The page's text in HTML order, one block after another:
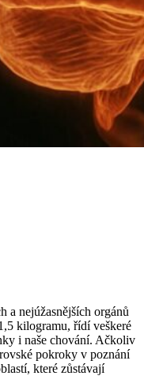
a nejúžasnějších orgánů
kilogramu, řídí veškeré
i naše chování. Ačkoliv
pokroky v poznání
které zůstávají